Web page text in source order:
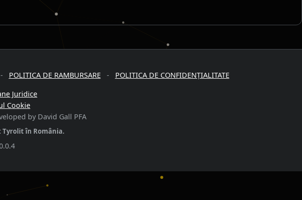
POLITICA DE RAMBURSARE- POLITICA DE CONFIDENȚIALITATE
Juridice
Cookie
by David Gall PFA
Tyrolit în România.